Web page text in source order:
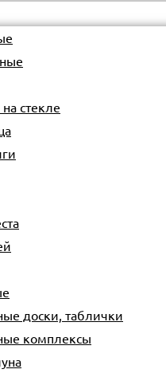
стекле
доски, таблички
комплексы